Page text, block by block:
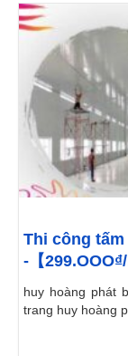
Thi công tấm
-【299.OOO₫/
huy hoàng phát
trang huy hoàng